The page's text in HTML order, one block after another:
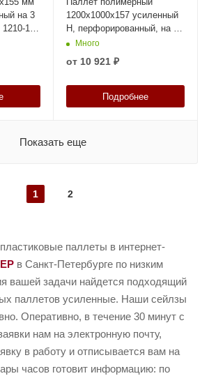
на 3
1210-1-1
1200х1000х157 усиленный
Н, перфорированный, на 5
полозьях, код: 34341
Много
от 10 921 ₽
Подробнее
Показать еще
1 2
паллеты в интернет-
в Санкт-Петербурге по низким
вашей задачи найдется подходящий
паллетов усиленные. Наши сейлзы
Оперативно, в течение 30 минут с
нам на электронную почту,
в работу и отписывается вам на
часов готовит информацию: по